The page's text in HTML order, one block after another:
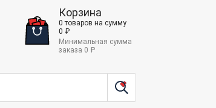
Корзина
0 товаров на сумму
0 ₽
Минимальная сумма
заказа 0 ₽